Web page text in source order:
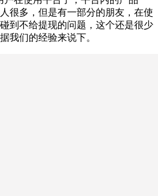
很多，但是有一部分的朋友，在使
到不给提现的问题，这个还是很少
我们的经验来说下。